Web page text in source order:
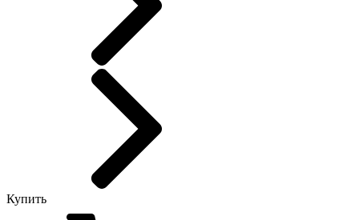
Купить